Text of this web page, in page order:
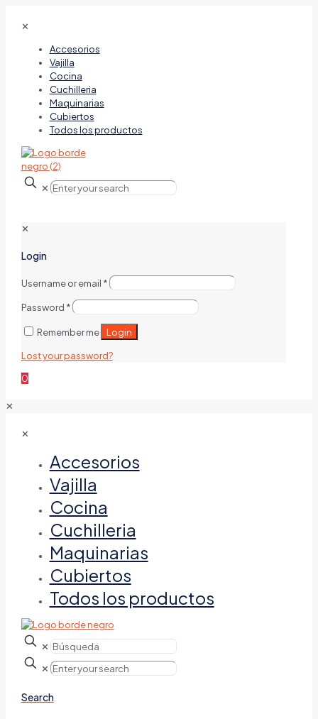
✕
Accesorios
Vajilla
Cocina
Cuchilleria
Maquinarias
Cubiertos
Todos los productos
✕
✕
Login
Username or email *
Password *
Remember me Login
Lost your password?
0
✕
✕
Accesorios
Vajilla
Cocina
Cuchilleria
Maquinarias
Cubiertos
Todos los productos
✕
✕
Search